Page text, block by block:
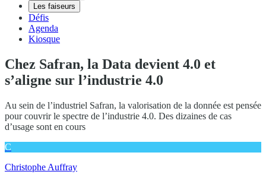
Les faiseurs
Défis
Agenda
Kiosque
Chez Safran, la Data devient 4.0 et
s’aligne sur l’industrie 4.0
Au sein de l’industriel Safran, la valorisation de la donnée est pensée
pour couvrir le spectre de l’industrie 4.0. Des dizaines de cas
d’usage sont en cours
C
Christophe Auffray